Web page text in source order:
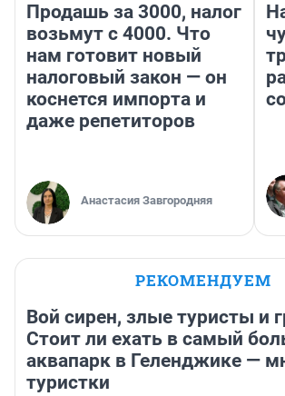
Продашь за 3000, налог
возьмут с 4000. Что
нам готовит новый
налоговый закон — он
коснется импорта и
даже репетиторов
Анастасия Завгородняя
РЕКОМЕНДУЕМ
Вой сирен, злые туристы и
Стоит ли ехать в самый
аквапарк в Геленджике —
туристки